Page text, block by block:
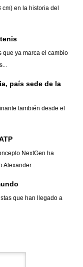
en la historia del
que ya marca el cambio
país sede de la
también desde el
NextGen ha
Alexander...
que han llegado a